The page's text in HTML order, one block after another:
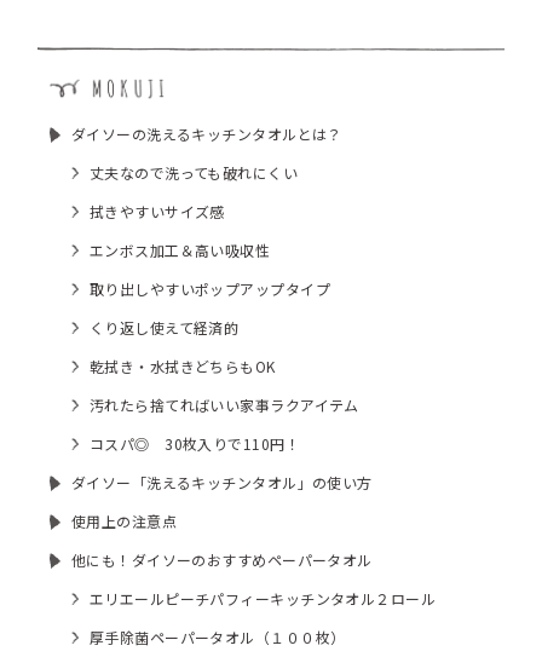
ダイソーの洗えるキッチンタオルとは？
丈夫なので洗っても破れにくい
拭きやすいサイズ感
エンボス加工＆高い吸収性
取り出しやすいポップアップタイプ
くり返し使えて経済的
乾拭き・水拭きどちらもOK
汚れたら捨てればいい家事ラクアイテム
コスパ◎ 30枚入りで110円！
ダイソー「洗えるキッチンタオル」の使い方
使用上の注意点
他にも！ダイソーのおすすめペーパータオル
エリエールピーチパフィーキッチンタオル２ロール
厚手除菌ペーパータオル（１００枚）